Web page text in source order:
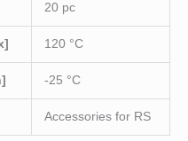
20 pc
120 °C
-25 °C
Accessories for RS